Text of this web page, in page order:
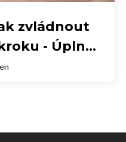
zvládnout
- Úplný